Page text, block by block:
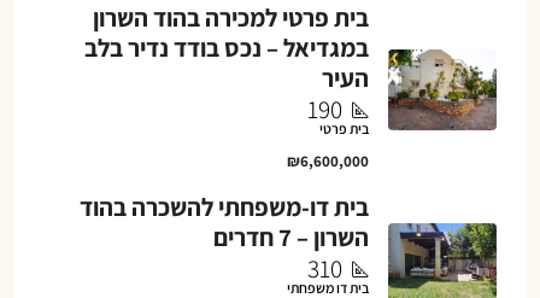
בית פרטי למכירה בהוד השרון
במגדיאל – נכס בודד נדיר בלב
העיר
190
בית פרטי
₪6,600,000
בית דו-משפחתי להשכרה בהוד
השרון – 7 חדרים
310
בית דו משפחתי